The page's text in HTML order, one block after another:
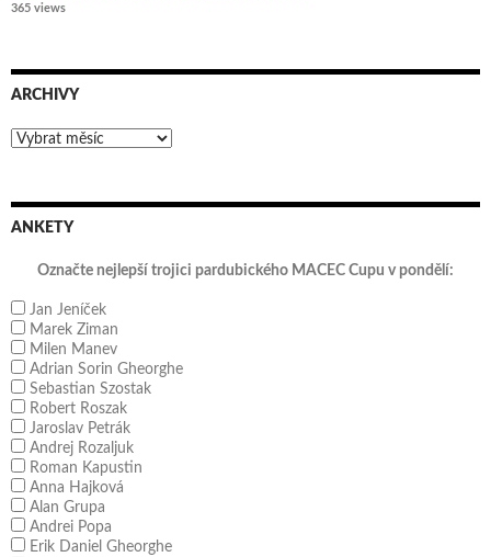
365 views
ARCHIVY
Archivy
ANKETY
Označte nejlepší trojici pardubického MACEC Cupu v pondělí:
Jan Jeníček
Marek Ziman
Milen Manev
Adrian Sorin Gheorghe
Sebastian Szostak
Robert Roszak
Jaroslav Petrák
Andrej Rozaljuk
Roman Kapustin
Anna Hajková
Alan Grupa
Andrei Popa
Erik Daniel Gheorghe